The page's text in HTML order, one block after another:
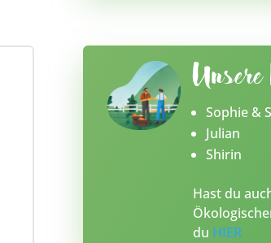
Sophie &
Julian
Shirin
Hast du
du HIER